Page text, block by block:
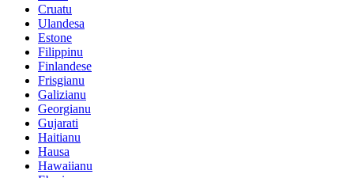
Cruatu
Ulandesa
Estone
Filippinu
Finlandese
Frisgianu
Galizianu
Georgianu
Gujarati
Haitianu
Hausa
Hawaiianu